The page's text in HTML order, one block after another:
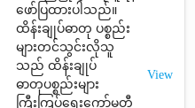
ဖော်ပြထားပါသည်။
ထိန်းချုပ်ဓာတု ပစ္စည်း
များတင်သွင်းလိုသူ
သည် ထိန်းချုပ်
ဓာတုပစ္စည်းများ
ကြီးကြပ်ရေးကော်မတီ
View